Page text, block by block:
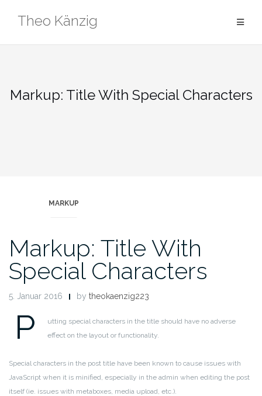
Theo Känzig
Markup: Title With Special Characters
MARKUP
Markup: Title With
Special Characters
5. Januar 2016 by theokaenzig223
P
utting special characters in the title should have no adverse
effect on the layout or functionality.
Special characters in the post title have been known to cause issues with
JavaScript when it is minified, especially in the admin when editing the post
itself (ie. issues with metaboxes, media upload, etc.).